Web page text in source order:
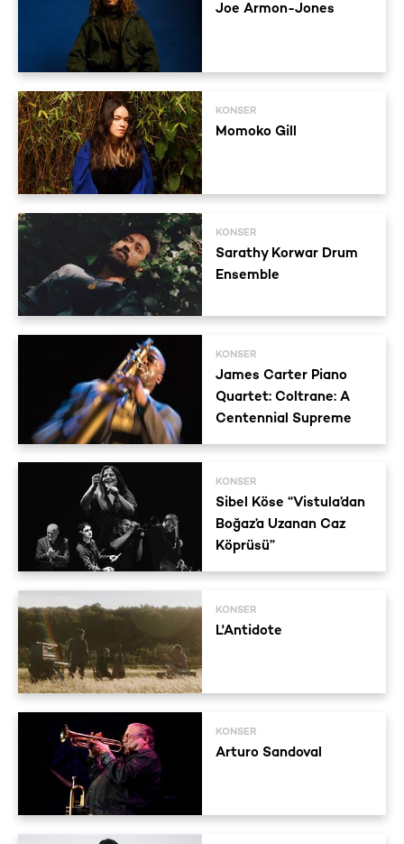
Joe Armon-Jones
KONSER
Momoko Gill
KONSER
Sarathy Korwar Drum
Ensemble
KONSER
James Carter Piano
Quartet: Coltrane: A
Centennial Supreme
KONSER
Sibel Köse “Vistula’dan
Boğaz’a Uzanan Caz
Köprüsü”
KONSER
L'Antidote
KONSER
Arturo Sandoval